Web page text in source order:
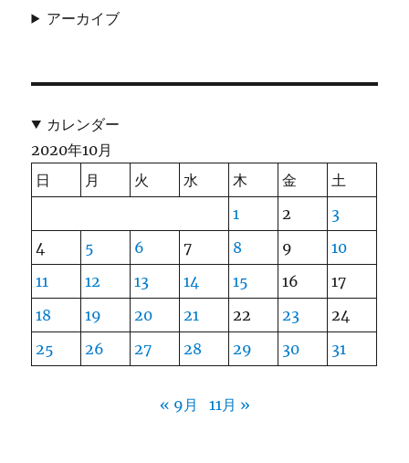
アーカイブ
カレンダー
2020年10月
日
月 火 水 木 金
土
1
2
3
4
5 6 7 8 9
10
11
12 13 14 15 16
17
18
19 20 21 22 23
24
25
26 27 28 29 30 31
« 9月 11月 »